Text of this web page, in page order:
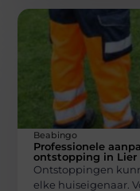
Beabingo
Professionele
ontstopping in Lier
Ontstoppingen
elke huiseigenaar.